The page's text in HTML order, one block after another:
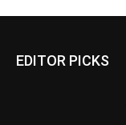
EDITOR PICKS